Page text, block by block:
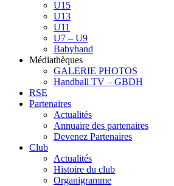
U15
U13
U11
U7 – U9
Babyhand
Médiathèques
GALERIE PHOTOS
Handball TV – GBDH
RSE
Partenaires
Actualités
Annuaire des partenaires
Devenez Partenaires
Club
Actualités
Histoire du club
Organigramme